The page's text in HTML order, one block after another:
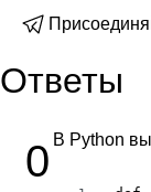
Ответы
0 В Python